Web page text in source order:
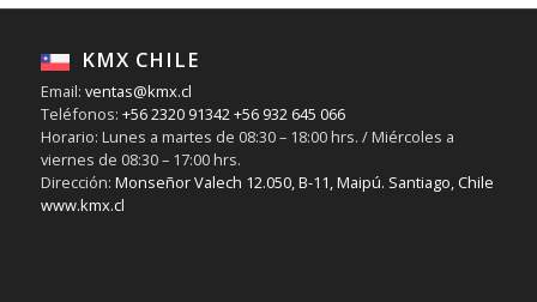
KMX CHILE
Email: ventas@kmx.cl
Teléfonos: +56 2320 91342+56 932 645 066
Horario: Lunes a martes de 08:30 – 18:00 hrs. / Miércoles a
viernes de 08:30 – 17:00 hrs.
Dirección: Monseñor Valech 12.050, B-11, Maipú. Santiago, Chile
www.kmx.cl